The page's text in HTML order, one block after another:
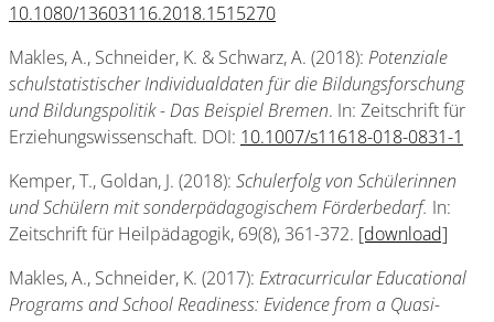
10.1080/13603116.2018.1515270
Makles, A., Schneider, K. & Schwarz, A. (2018): Potenziale
schulstatistischer Individualdaten für die Bildungsforschung
und Bildungspolitik - Das Beispiel Bremen. In: Zeitschrift für
Erziehungswissenschaft. DOI: 10.1007/s11618-018-0831-1
Kemper, T., Goldan, J. (2018): Schulerfolg von Schülerinnen
und Schülern mit sonderpädagogischem Förderbedarf. In:
Zeitschrift für Heilpädagogik, 69(8), 361-372. [download]
Makles, A., Schneider, K. (2017): Extracurricular Educational
Programs and School Readiness: Evidence from a Quasi-